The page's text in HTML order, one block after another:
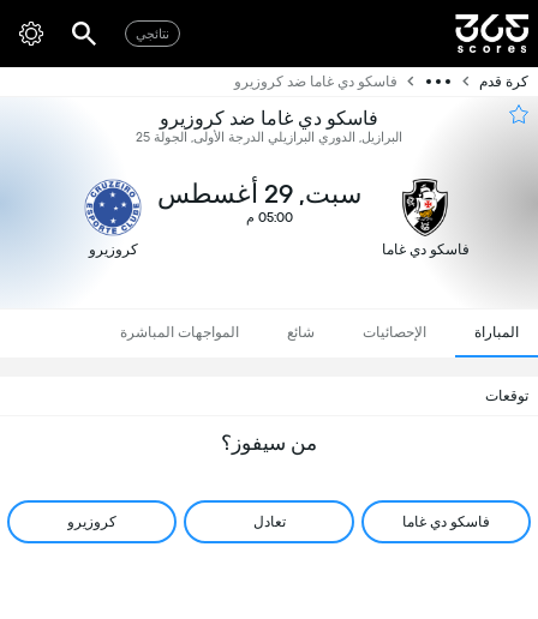
نتائجي
كرة قدم فاسكو دي غاما ضد كروزيرو
فاسكو دي غاما ضد كروزيرو
البرازيل, الدوري البرازيلي الدرجة الأولى, الجولة 25
فاسكو دي غاما
سبت, 29 أغسطس
05:00 م
كروزيرو
المباراة الإحصائيات شائع المواجهات المباشرة
توقعات
من سيفوز؟
فاسكو دي غاما تعادل كروزيرو